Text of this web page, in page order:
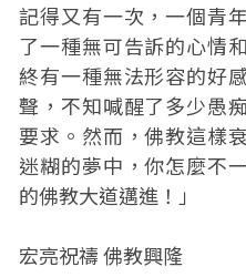
記得又有一次，一個青
了一種無可告訴的心情
終有一種無法形容的好
聲，不知喊醒了多少愚
要求。然而，佛教這樣
迷糊的夢中，你怎麼不
的佛教大道邁進！」
宏亮祝禱 佛教興隆